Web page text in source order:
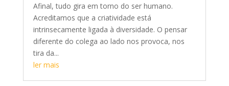
Afinal, tudo gira em torno do ser humano.
Acreditamos que a criatividade está
intrinsecamente ligada à diversidade. O pensar
diferente do colega ao lado nos provoca, nos
tira da...
ler mais